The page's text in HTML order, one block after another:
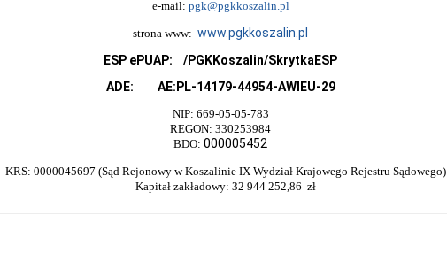
e-mail: pgk@pgkkoszalin.pl
strona www: www.pgkkoszalin.pl
ESP ePUAP: /PGKKoszalin/SkrytkaESP
ADE: AE:PL-14179-44954-AWIEU-29
NIP: 669-05-05-783
REGON: 330253984
BDO: 000005452
KRS: 0000045697 (Sąd Rejonowy w Koszalinie IX Wydział Krajowego Rejestru Sądowego)
Kapitał zakładowy: 32 944 252,86 zł